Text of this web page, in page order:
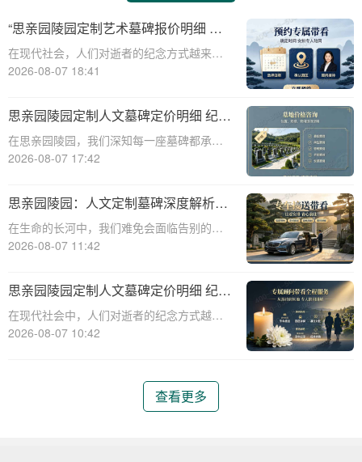
“思亲园陵园定制艺术墓碑报价明细 活
动减免设计雕刻费用详解”
在现代社会，人们对逝者的纪念方式越来越
注重个性化与艺术性。思亲园陵园作为一家
碑服务，以满足客户对逝者的特殊纪念需
求。本文将详细介绍思亲园陵园定制艺术墓
碑的报价明细
2026-08-07 18:41
思亲园陵园定制人文墓碑定价明细 纪念
空间免费开放使用详解
在思亲园陵园，我们深知每一座墓碑都承载
着对逝者的深深怀念和对生者的美好祝愿。
者的永恒纪念，更是生者情感的寄托。本文
将详细介绍思亲园陵园定制人文墓碑的定价
明细以及纪
2026-08-07 17:42
思亲园陵园：人文定制墓碑深度解析
——定价明细、追思仪式配套、专属优
惠及价值服务详解
在生命的长河中，我们难免会面临告别的时
刻。当挚爱的亲人离去，留下的是无尽的思
业的陵园服务机构，始终以温暖和关怀为核
心，为家属提供周到、人性化的服务。本文
将为您详细
2026-08-07 11:42
思亲园陵园定制人文墓碑定价明细 纪念
空间免费开放使用详解
在现代社会中，人们对逝者的纪念方式越来
越注重人文关怀和个性化需求。思亲园陵园
本文将详细介绍思亲园陵园定制人文墓碑的
2026-08-07 10:42
查看更多